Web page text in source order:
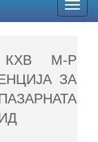
КХВ М-Р
ЗА